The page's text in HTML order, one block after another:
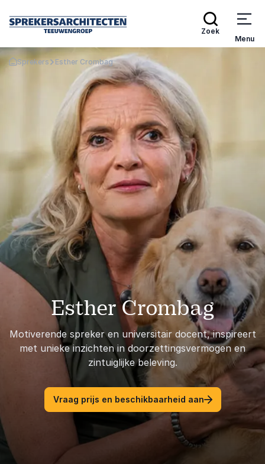
Zoek
Menu
Terug naar de startpagina
Sprekers Esther Crombag
Esther Crombag
Motiverende spreker en universitair docent, inspireert
met unieke inzichten in doorzettingsvermogen en
zintuiglijke beleving.
Vraag prijs en beschikbaarheid aan